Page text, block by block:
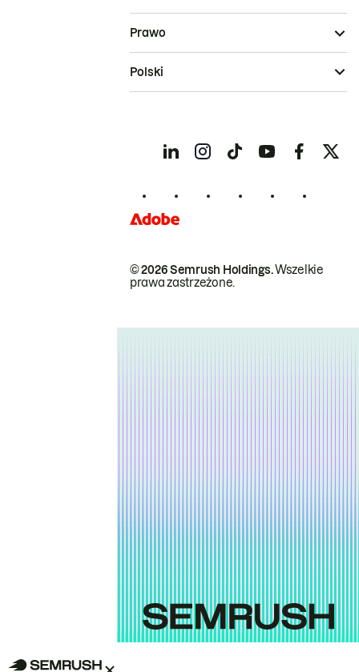
© 2026 Semrush Holdings.Wszelkie
prawa zastrzeżone.
Prawo
Polski